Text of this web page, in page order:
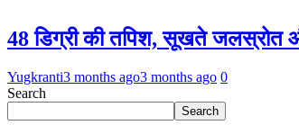
48 डिग्री की तपिश, सूखते जलस्रोत
Yugkranti3 months ago3 months ago 0
Search
Search